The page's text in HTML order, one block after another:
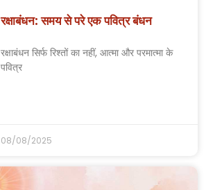
रक्षाबंधन: समय से परे एक पवित्र बंधन
रक्षाबंधन सिर्फ रिश्तों का नहीं, आत्मा और परमात्मा के
पवित्र
08/08/2025